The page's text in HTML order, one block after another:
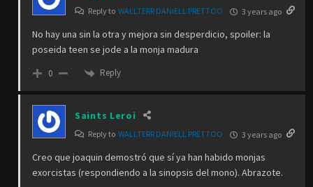
Reply to WALLTERR DANIELL PRETTOO 3 years ago
No hay una sin la otra y mejora sin desperdicio, spoiler: la
poseida teen se jode a la monja madura
0 Reply
Saints Leroi
Reply to WALLTERR DANIELL PRETTOO 3 years ago
Creo que joaquin demostró que sí ya han habido monjas
exorcistas (respondiendo a la sinopsis del mono). Abrazote.